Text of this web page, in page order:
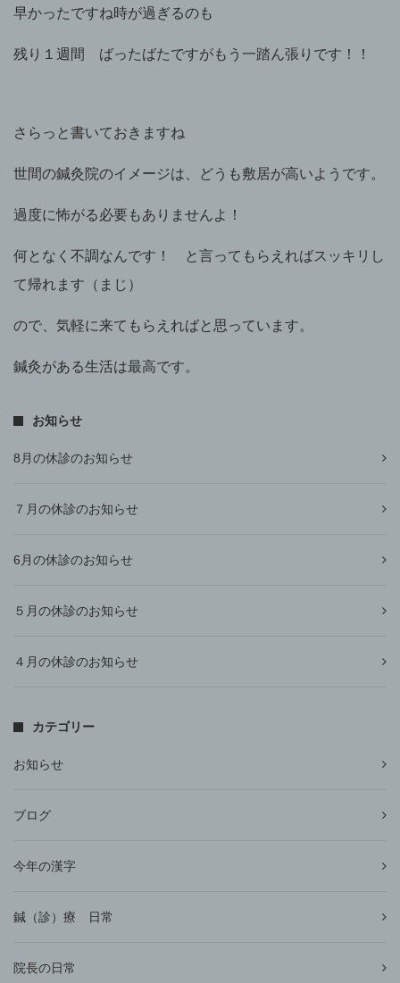
早かったですね時が過ぎるのも
残り１週間 ばったばたですがもう一踏ん張りです！！
さらっと書いておきますね
世間の鍼灸院のイメージは、どうも敷居が高いようです。
過度に怖がる必要もありませんよ！
何となく不調なんです！ と言ってもらえればスッキリし
て帰れます（まじ）
ので、気軽に来てもらえればと思っています。
鍼灸がある生活は最高です。
お知らせ
8月の休診のお知らせ
７月の休診のお知らせ
6月の休診のお知らせ
５月の休診のお知らせ
４月の休診のお知らせ
カテゴリー
お知らせ
ブログ
今年の漢字
鍼（診）療 日常
院長の日常